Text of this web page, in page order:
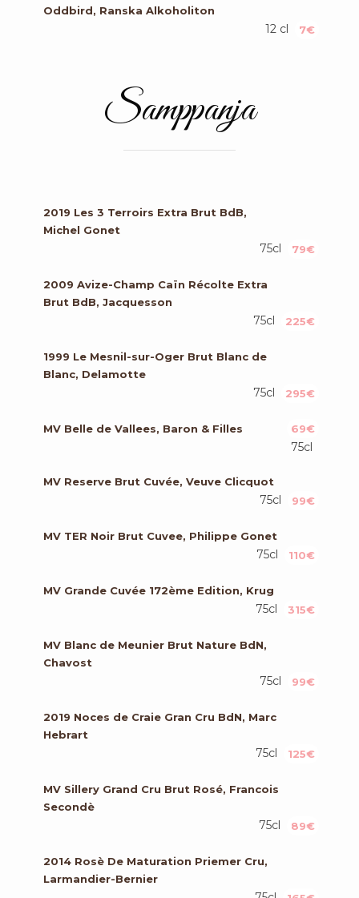
Oddbird, Ranska Alkoholiton
7€
12 cl
Samppanja
2019 Les 3 Terroirs Extra Brut BdB,
Michel Gonet
79€
75cl
2009 Avize-Champ Caïn Récolte Extra
Brut BdB, Jacquesson
225€
75cl
1999 Le Mesnil-sur-Oger Brut Blanc de
Blanc, Delamotte
295€
75cl
MV Belle de Vallees, Baron & Filles 69€
75cl
MV Reserve Brut Cuvée, Veuve Clicquot
99€
75cl
MV TER Noir Brut Cuvee, Philippe Gonet
110€
75cl
MV Grande Cuvée 172ème Edition, Krug
315€
75cl
MV Blanc de Meunier Brut Nature BdN,
Chavost
99€
75cl
2019 Noces de Craie Gran Cru BdN, Marc
Hebrart
125€
75cl
MV Sillery Grand Cru Brut Rosé, Francois
Secondè
89€
75cl
2014 Rosè De Maturation Priemer Cru,
Larmandier-Bernier